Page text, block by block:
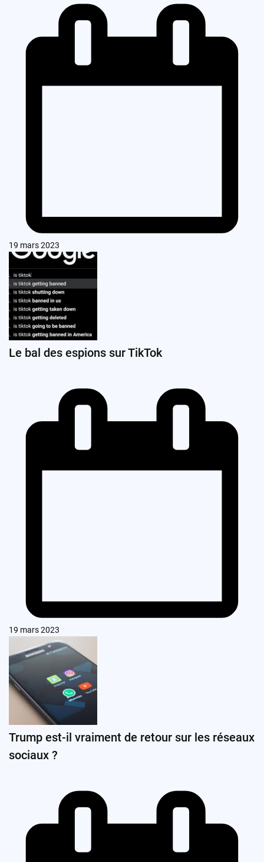
19 mars 2023
Le bal des espions sur TikTok
19 mars 2023
Trump est-il vraiment de retour sur les réseaux
sociaux ?